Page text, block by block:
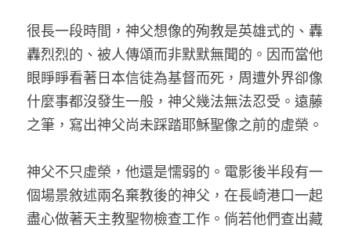
很長一段時間，神父想像的殉教是英雄式的、轟
轟烈烈的、被人傳頌而非默默無聞的。因而當他
眼睜睜看著日本信徒為基督而死，周遭外界卻像
什麼事都沒發生一般，神父幾法無法忍受。遠藤
之筆，寫出神父尚未踩踏耶穌聖像之前的虛榮。
神父不只虛榮，他還是懦弱的。電影後半段有一
個場景敘述兩名棄教後的神父，在長崎港口一起
盡心做著天主教聖物檢查工作。倘若他們查出藏